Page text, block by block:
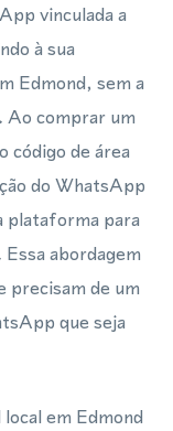
vinculada a
à sua
Edmond, sem a
Ao comprar um
código de área
do WhatsApp
plataforma para
abordagem
precisam de um
que seja
em Edmond